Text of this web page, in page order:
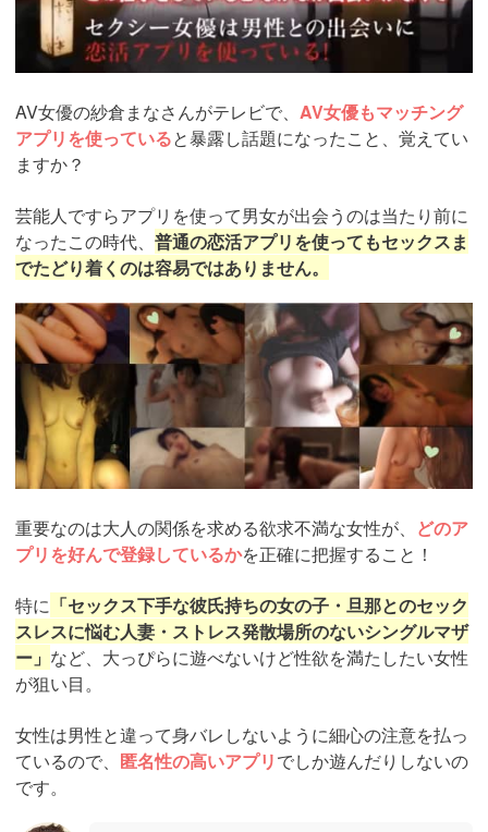
AV女優の紗倉まなさんがテレビで、 AV女優もマッチング
アプリを使っていると暴露し話題になったこと、覚えてい
ますか？
芸能人ですらアプリを使って男女が出会うのは当たり前に
なったこの時代、 普通の恋活アプリを使ってもセックスま
でたどり着くのは容易ではありません。
https://pcmax.jp/lp/?
ad_id=rm327007
重要なのは大人の関係を求める欲求不満な女性が、 どのア
プリを好んで登録しているかを正確に把握すること！
特に 「セックス下手な彼氏持ちの女の子・旦那とのセック
スレスに悩む人妻・ストレス発散場所のないシングルマザ
ー」 など、大っぴらに遊べないけど性欲を満たしたい女性
が狙い目。
女性は男性と違って身バレしないように細心の注意を払っ
ているので、 匿名性の高いアプリでしか遊んだりしないの
です。